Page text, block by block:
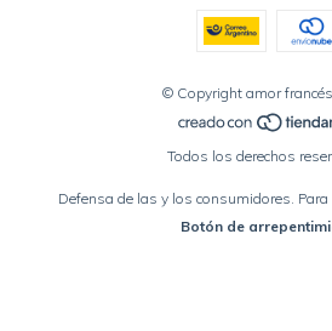
© Copyright amor
Todos los derechos
Defensa de las y los consumidores. Para
Botón de